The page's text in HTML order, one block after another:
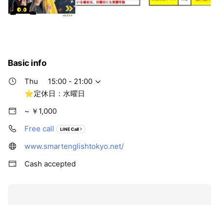
Basic info
Thu
15:00 - 21:00
⭐定休日：水曜日
~ ￥1,000
Free call
LINE Call
www.smartenglishtokyo.net/
Cash accepted